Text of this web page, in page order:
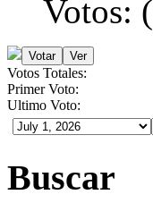
Votos: (
Votos Totales:
Primer Voto:
Ultimo Voto:
Buscar